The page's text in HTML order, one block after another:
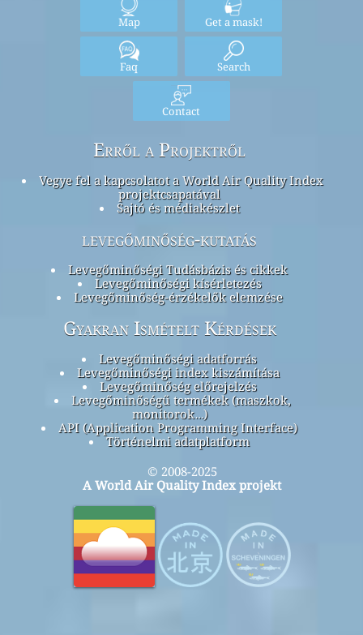
Map Get a mask!
Faq Search
Contact
Erről a Projektről
Vegye fel a kapcsolatot a World Air Quality Index
projektcsapatával
Sajtó és médiakészlet
levegőminőség-kutatás
Levegőminőségi Tudásbázis és cikkek
Levegőminőségi kísérletezés
Levegőminőség-érzékelők elemzése
Gyakran Ismételt Kérdések
Levegőminőségi adatforrás
Levegőminőségi index kiszámítása
Levegőminőség előrejelzés
Levegőminőségű termékek (maszkok,
monitorok…)
API (Application Programming Interface)
Történelmi adatplatform
© 2008-2025
A World Air Quality Index projekt